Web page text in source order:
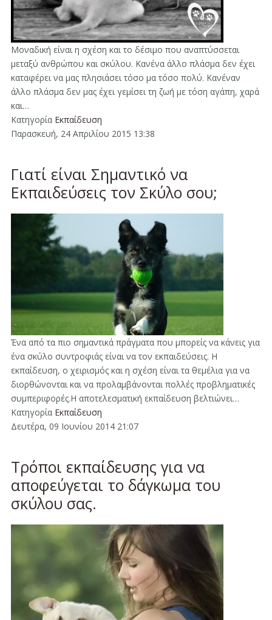
Μοναδική είναι η σχέση και το δέσιμο που αναπτύσσεται
μεταξύ ανθρώπου και σκύλου. Κανένα άλλο πλάσμα δεν έχει
καταφέρει να μας πλησιάσει τόσο μα τόσο πολύ. Κανέναν
άλλο πλάσμα δεν μας έχει γεμίσει τη ζωή με τόση αγάπη, χαρά
και…
Κατηγορία Εκπαίδευση
Παρασκευή, 24 Απριλίου 2015 13:38
Γιατί είναι Σημαντικό να
Εκπαιδεύσεις τον Σκύλο σου;
Ένα από τα πιο σημαντικά πράγματα που μπορείς να κάνεις για
ένα σκύλο συντροφιάς είναι να τον εκπαιδεύσεις. Η
εκπαίδευση, ο χειρισμός και η σχέση είναι τα θεμέλια για να
διορθώνονται και να προλαμβάνονται πολλές προβληματικές
συμπεριφορές.Η αποτελεσματική εκπαίδευση βελτιώνει…
Κατηγορία Εκπαίδευση
Δευτέρα, 09 Ιουνίου 2014 21:07
Τρόποι εκπαίδευσης για να
αποφεύγεται το δάγκωμα του
σκύλου σας.